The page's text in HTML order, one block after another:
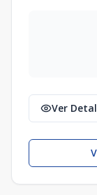
Ver